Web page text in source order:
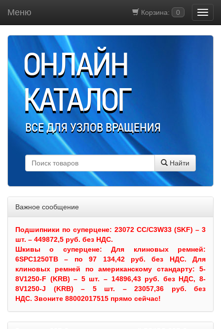
Корзина: 0
Меню
ОНЛАЙН
КАТАЛОГ
ВСЕ ДЛЯ УЗЛОВ ВРАЩЕНИЯ
Найти
Важное сообщение
Подшипники по суперцене: 23072 CC/C3W33 (SKF) – 3
шт. – 449872,5 руб. без НДС.
Шкивыо суперцене:Для клиновых ремней:
6SPC1250TB – по 97 134,42 руб. без НДС. Для
клиновых ремней по американскому стандарту: 5-
8V1250-F (KRB) – 5 шт. – 14896,43 руб. без НДС, 8-
8V1250-J (KRB) – 5 шт. – 23057,36 руб. без
НДС. Звоните 88002017515 прямо сейчас!